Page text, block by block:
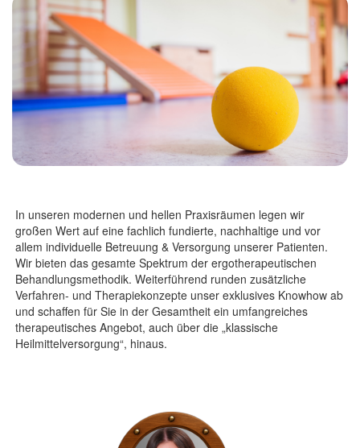
In unseren modernen und hellen Praxisräumen legen wir
großen Wert auf eine fachlich fundierte, nachhaltige und vor
allem individuelle Betreuung & Versorgung unserer Patienten.
Wir bieten das gesamte Spektrum der ergotherapeutischen
Behandlungsmethodik. Weiterführend runden zusätzliche
Verfahren- und Therapiekonzepte unser exklusives Knowhow ab
und schaffen für Sie in der Gesamtheit ein umfangreiches
therapeutisches Angebot, auch über die „klassische
Heilmittelversorgung“, hinaus.